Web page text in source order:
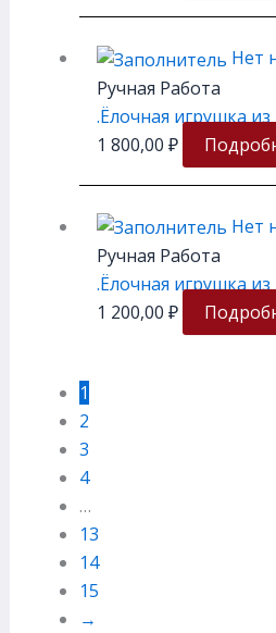
Нет
Ручная Работа
.Ёлочная игрушка
1 800,00 ₽
Нет
Ручная Работа
.Ёлочная игрушка
1 200,00 ₽
1
2
3
4
…
13
14
15
→